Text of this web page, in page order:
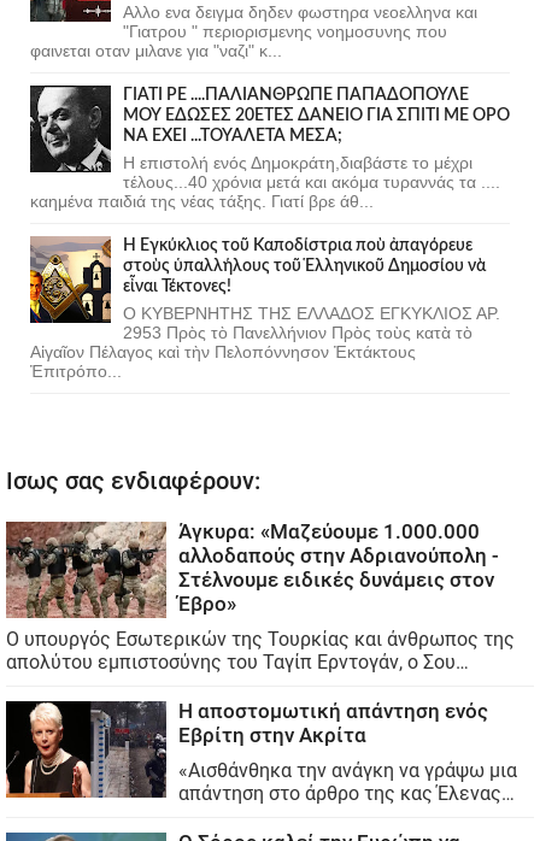
Αλλο ενα δειγμα δηδεν φωστηρα νεοελληνα και
"Γιατρου " περιορισμενης νοημοσυνης που
φαινεται οταν μιλανε για "ναζι" κ...
ΓΙΑΤΙ ΡΕ ....ΠΑΛΙΑΝΘΡΩΠΕ ΠΑΠΑΔΟΠΟΥΛΕ
ΜΟΥ ΕΔΩΣΕΣ 20ΕΤΕΣ ΔΑΝΕΙΟ ΓΙΑ ΣΠΙΤΙ ΜΕ ΟΡΟ
ΝΑ ΕΧΕΙ ...ΤΟΥΑΛΕΤΑ ΜΕΣΑ;
Η επιστολή ενός Δημοκράτη,διαβάστε το μέχρι
τέλους...40 χρόνια μετά και ακόμα τυραννάς τα ....
καημένα παιδιά της νέας τάξης. Γιατί βρε άθ...
Ἡ Ἐγκύκλιος τοῦ Καποδίστρια ποὺ ἀπαγόρευε
στοὺς ὑπαλλήλους τοῦ Ἑλληνικοῦ Δημοσίου νὰ
εἶναι Τέκτονες!
Ο ΚΥΒΕΡΝΗΤΗΣ ΤΗΣ ΕΛΛΑΔΟΣ ΕΓΚΥΚΛΙΟΣ ΑΡ.
2953 Πρὸς τὸ Πανελλήνιον Πρὸς τοὺς κατὰ τὸ
Αἰγαῖον Πέλαγος καὶ τὴν Πελοπόννησον Ἐκτάκτους
Ἐπιτρόπο...